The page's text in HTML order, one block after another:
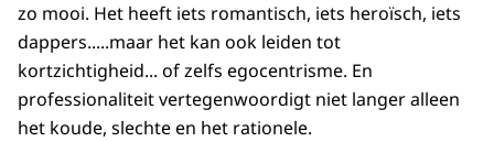
zo mooi. Het heeft iets romantisch, iets heroïsch, iets
dappers.....maar het kan ook leiden tot
kortzichtigheid... of zelfs egocentrisme. En
professionaliteit vertegenwoordigt niet langer alleen
het koude, slechte en het rationele.